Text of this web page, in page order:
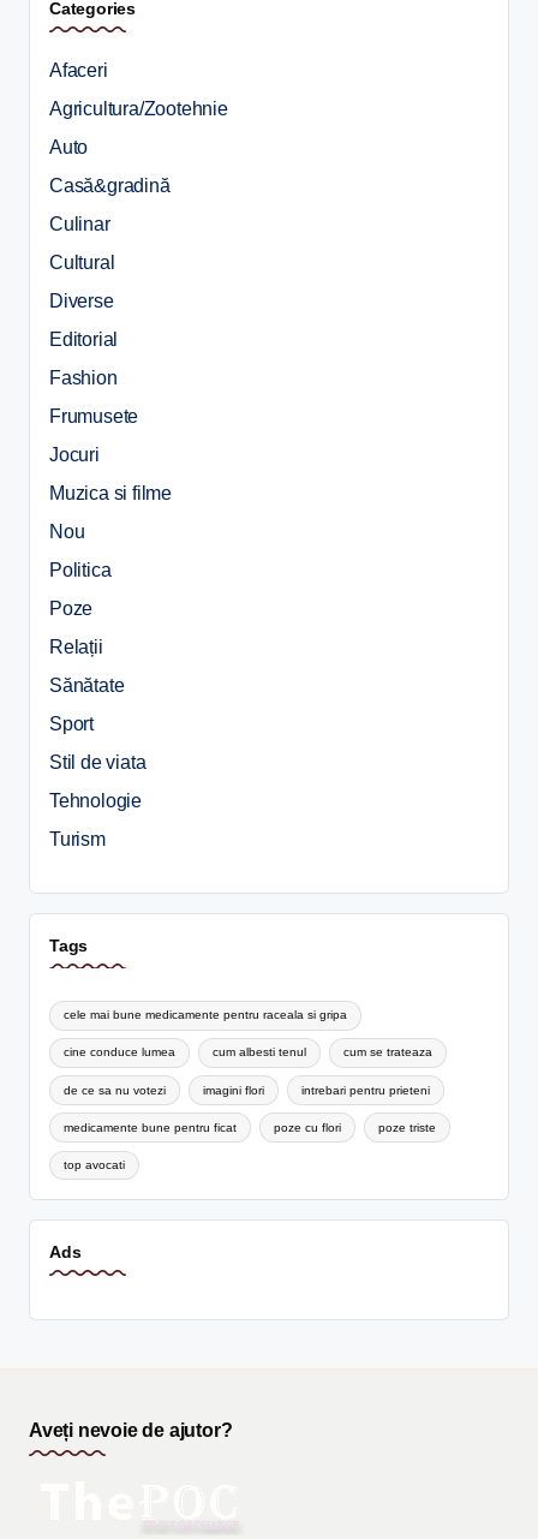
Categories
Afaceri
Agricultura/Zootehnie
Auto
Casă&gradină
Culinar
Cultural
Diverse
Editorial
Fashion
Frumusete
Jocuri
Muzica si filme
Nou
Politica
Poze
Relații
Sănătate
Sport
Stil de viata
Tehnologie
Turism
Tags
cele mai bune medicamente pentru raceala si gripa
cine conduce lumea cum albesti tenul cum se trateaza
de ce sa nu votezi imagini flori intrebari pentru prieteni
medicamente bune pentru ficat poze cu flori poze triste
top avocati
Ads
Aveți nevoie de ajutor?